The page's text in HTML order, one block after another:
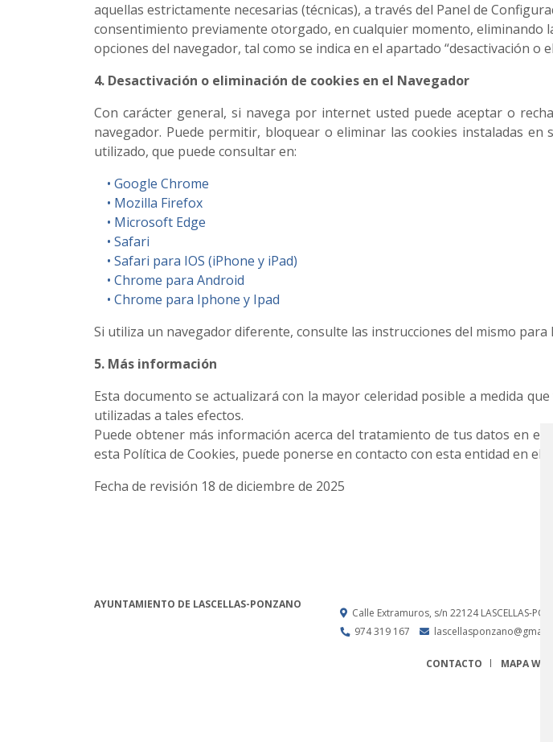
aquellas estrictamente necesarias (técnicas), a través del Panel de
consentimiento previamente otorgado, en cualquier momento, eliminando
opciones del navegador, tal como se indica en el apartado “desactivación o
4. Desactivación o eliminación de cookies en el Navegador
Con carácter general, si navega por internet usted puede aceptar o
navegador. Puede permitir, bloquear o eliminar las cookies instaladas
utilizado, que puede consultar en:
• Google Chrome
• Mozilla Firefox
• Microsoft Edge
• Safari
• Safari para IOS (iPhone y iPad)
• Chrome para Android
• Chrome para Iphone y Ipad
Si utiliza un navegador diferente, consulte las instrucciones del mismo para
5. Más información
Esta documento se actualizará con la mayor celeridad posible a medida
utilizadas a tales efectos.
Puede obtener más información acerca del tratamiento de tus datos en el
esta Política de Cookies, puede ponerse en contacto con esta entidad en el
Fecha de revisión 18 de diciembre de 2025
AYUNTAMIENTO DE LASCELLAS-PONZANO
Calle Extramuros, s/n 22124 LASCELLAS-
974 319 167
CONTACTO MAPA WEB